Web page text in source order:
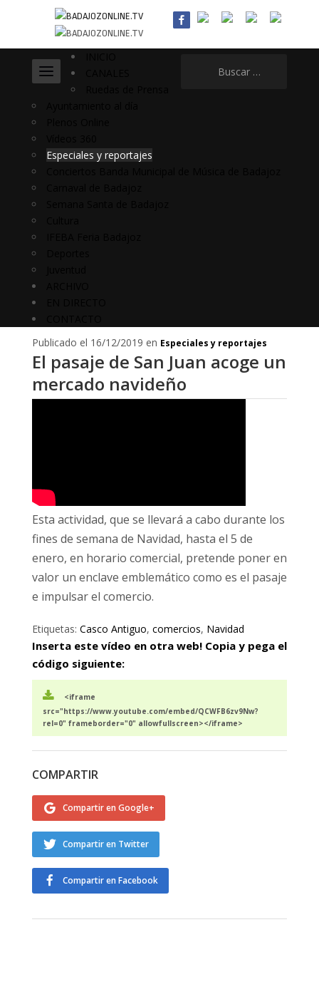
Especiales y reportajes
Publicado el 16/12/2019 en Especiales y reportajes
El pasaje de San Juan acoge un
mercado navideño
Esta actividad, que se llevará a cabo durante los
fines de semana de Navidad, hasta el 5 de
enero, en horario comercial, pretende poner en
valor un enclave emblemático como es el pasaje
e impulsar el comercio.
Etiquetas: Casco Antiguo, comercios, Navidad
Inserta este vídeo en otra web! Copia y pega el
código siguiente:
<iframe
src="https://www.youtube.com/embed/QCWFB6zv9Nw?
rel=0" frameborder="0" allowfullscreen></iframe>
COMPARTIR
Compartir en Google+
Compartir en Twitter
Compartir en Facebook